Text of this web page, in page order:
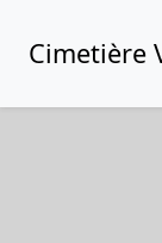
Cimetière